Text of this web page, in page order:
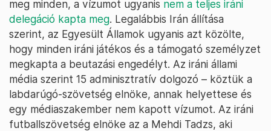
meg minden, a vízumot ugyanis nem a teljes iráni
delegáció kapta meg. Legalábbis Irán állítása
szerint, az Egyesült Államok ugyanis azt közölte,
hogy minden iráni játékos és a támogató személyzet
megkapta a beutazási engedélyt. Az iráni állami
média szerint 15 adminisztratív dolgozó – köztük a
labdarúgó-szövetség elnöke, annak helyettese és
egy médiaszakember nem kapott vízumot. Az iráni
futballszövetség elnöke az a Mehdi Tadzs, aki